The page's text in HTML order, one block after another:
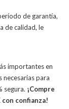
de garantía,
de calidad, le
importantes en
necesarias para
segura. ¡Compre
confianza!